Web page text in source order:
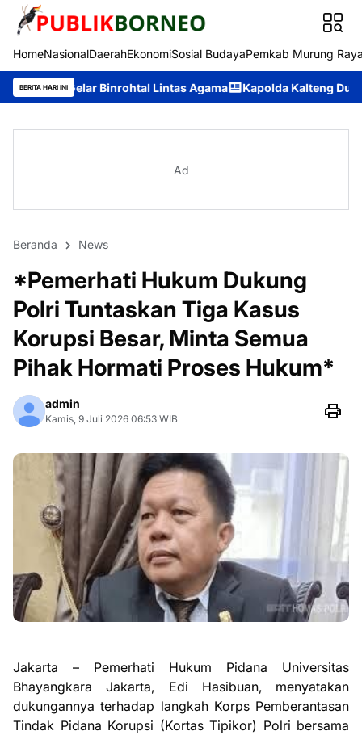
HomeNasionalDaerahEkonomiSosial BudayaPemkab Murung
BERITA HARI INILintas Agama Kapolda Kalteng Dukung Pemuda
Ad
Beranda News
*Pemerhati Hukum Dukung
Polri Tuntaskan Tiga Kasus
Korupsi Besar, Minta Semua
Pihak Hormati Proses Hukum*
admin
Kamis, 9 Juli 2026 06:53 WIB
Jakarta – Pemerhati Hukum Pidana Universitas
Bhayangkara Jakarta, Edi Hasibuan, menyatakan
dukungannya terhadap langkah Korps Pemberantasan
Tindak Pidana Korupsi (Kortas Tipikor) Polri bersama